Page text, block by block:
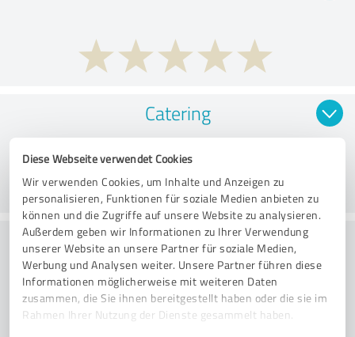
Diese Webseite verwendet Cookies
Wir verwenden Cookies, um Inhalte und Anzeigen zu
personalisieren, Funktionen für soziale Medien anbieten zu
können und die Zugriffe auf unsere Website zu analysieren.
Außerdem geben wir Informationen zu Ihrer Verwendung
unserer Website an unsere Partner für soziale Medien,
Werbung und Analysen weiter. Unsere Partner führen diese
Informationen möglicherweise mit weiteren Daten
zusammen, die Sie ihnen bereitgestellt haben oder die sie im
Rahmen Ihrer Nutzung der Dienste gesammelt haben.
Catering
Hizmet